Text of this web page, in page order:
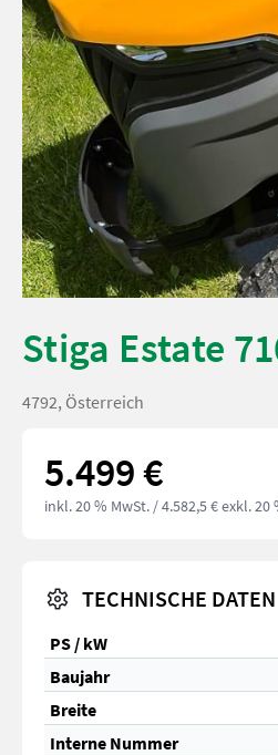
Stiga Estate
4792, Österreich
5.499 €
inkl. 20 % MwSt. / 4.582,5 € exkl. 20
TECHNISCHE DATEN
PS / kW
Baujahr
Breite
Interne Nummer